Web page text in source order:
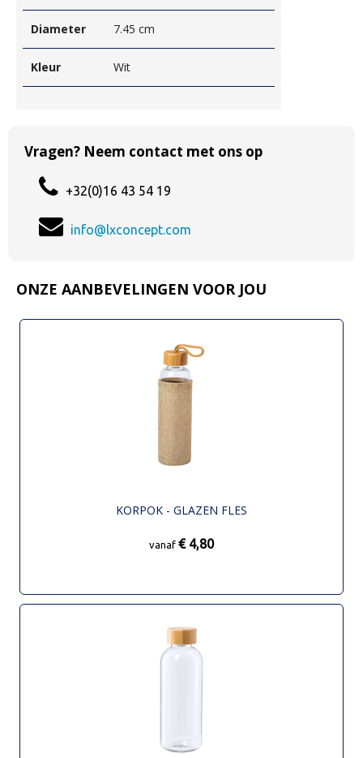
Diameter 7.45 cm
Kleur Wit
Vragen? Neem contact met ons op
+32(0)16 43 54 19
info@lxconcept.com
ONZE AANBEVELINGEN VOOR JOU
KORPOK - GLAZEN FLES
vanaf € 4,80